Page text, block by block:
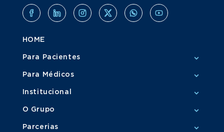
HOME
Para Pacientes
Para Médicos
Institucional
O Grupo
Parcerias